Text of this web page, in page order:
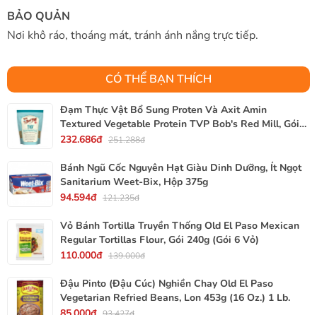
BẢO QUẢN
Nơi khô ráo, thoáng mát, tránh ánh nắng trực tiếp.
CÓ THỂ BẠN THÍCH
Đạm Thực Vật Bổ Sung Proten Và Axit Amin
Textured Vegetable Protein TVP Bob's Red Mill, Gói
340g, 12 Oz.
232.686đ 251.288đ
Bánh Ngũ Cốc Nguyên Hạt Giàu Dinh Dưỡng, Ít Ngọt
Sanitarium Weet-Bix, Hộp 375g
94.594đ 121.235đ
Vỏ Bánh Tortilla Truyền Thống Old El Paso Mexican
Regular Tortillas Flour, Gói 240g (Gói 6 Vỏ)
110.000đ 139.000đ
Đậu Pinto (Đậu Cúc) Nghiền Chay Old El Paso
Vegetarian Refried Beans, Lon 453g (16 Oz.) 1 Lb.